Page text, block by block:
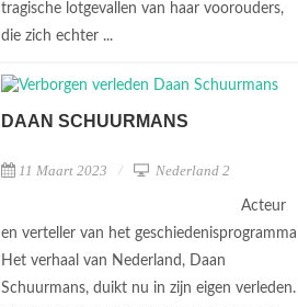
tragische lotgevallen van haar voorouders,
die zich echter ...
DAAN SCHUURMANS
11 Maart 2023 Nederland 2
Acteur
en verteller van het geschiedenisprogramma
Het verhaal van Nederland, Daan
Schuurmans, duikt nu in zijn eigen verleden.